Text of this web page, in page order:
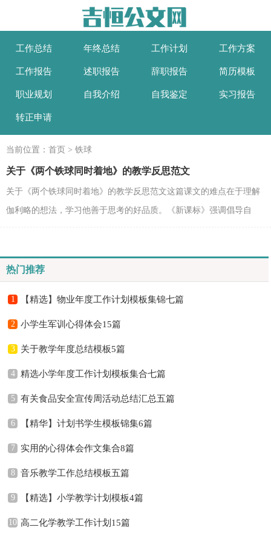
工作总结 年终总结 工作计划 工作方案
工作报告 述职报告 辞职报告 简历模板
职业规划 自我介绍 自我鉴定 实习报告
转正申请
当前位置： 首页 > 铁球
关于《两个铁球同时着地》的教学反思范文
关于《两个铁球同时着地》的教学反思范文这篇课文的难点在于理解
伽利略的想法，学习他善于思考的好品质。《新课标》强调倡导自
热门推荐
1 【精选】物业年度工作计划模板集锦七篇
2 小学生军训心得体会15篇
3 关于教学年度总结模板5篇
4 精选小学年度工作计划模板集合七篇
5 有关食品安全宣传周活动总结汇总五篇
6 【精华】计划书学生模板锦集6篇
7 实用的心得体会作文集合8篇
8 音乐教学工作总结模板五篇
9 【精选】小学教学计划模板4篇
10 高二化学教学工作计划15篇